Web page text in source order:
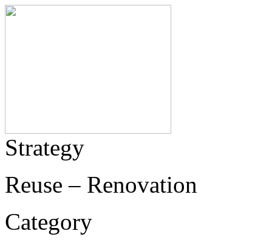
Strategy
Reuse – Renovation
Category